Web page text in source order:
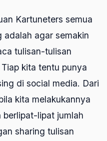
Kartuneters semua
adalah agar semakin
tulisan-tulisan
kita tentu punya
di social media. Dari
kita melakukannya
berlipat-lipat jumlah
sharing tulisan